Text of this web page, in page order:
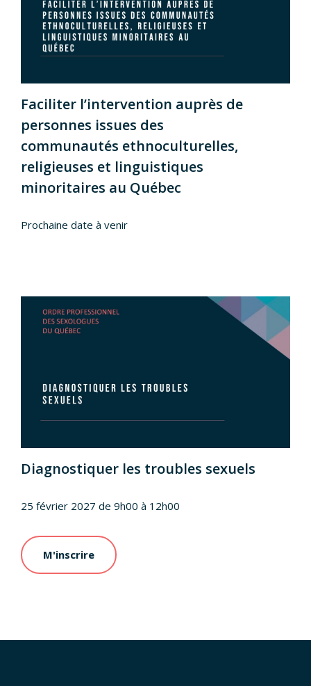
Faciliter l’intervention auprès de
personnes issues des
communautés ethnoculturelles,
religieuses et linguistiques
minoritaires au Québec
Prochaine date à venir
Diagnostiquer les troubles sexuels
25 février 2027 de 9h00 à 12h00
M'inscrire